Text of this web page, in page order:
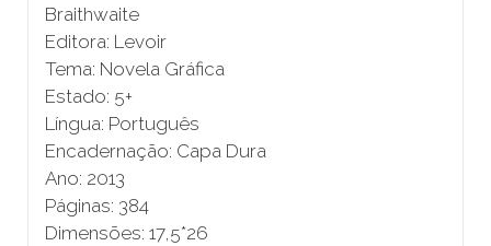
Braithwaite
Editora: Levoir
Tema: Novela Gráfica
Estado: 5+
Língua: Português
Encadernação: Capa Dura
Ano: 2013
Páginas: 384
Dimensões: 17,5*26